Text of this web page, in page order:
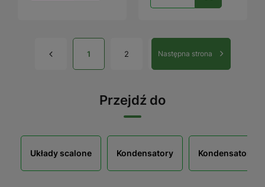
1 2 Następna strona
Przejdź do
Układy scalone Kondensatory Kondensatory